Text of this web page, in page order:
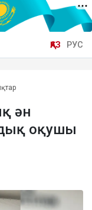
ҚАЗ РУС
ән
оқушы